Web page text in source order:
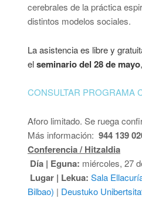
cerebrales de la práctica
distintos modelos sociales.
La asistencia es libre y
elseminario del 28 de mayo
CONSULTAR PROGRAMA
Aforo limitado. Se ruega
Más información: 944 139
Conferencia / Hitzaldia
Día | Eguna: miércoles, 27
Lugar | Lekua: Sala
Bilbao) | Deustuko